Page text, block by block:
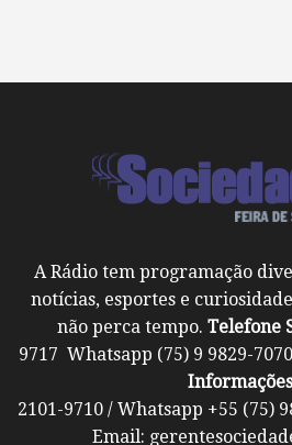
A Rádio tem programação
notícias, esportes e
não perca tempo. Telefone
9717 Whatsapp
2101-9710 / Whatsapp
Email: